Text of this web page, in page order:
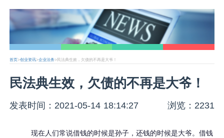
首页>创业资讯>企业法务>民法典生效，欠债的不再是大爷！
民法典生效，欠债的不再是大爷！
发表时间：2021-05-14 18:14:27 浏览：2231
现在人们常说借钱的时候是孙子，还钱的时候是大爷。借钱